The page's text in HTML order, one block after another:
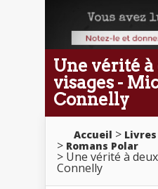
Une vérité à
visages -
Connelly
Accueil
Romans Polar
Une vérité à
Connelly